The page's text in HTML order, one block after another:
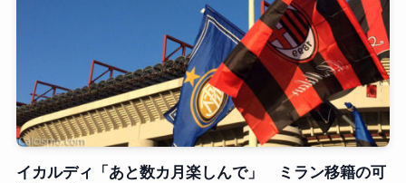
イカルディ「あと数カ月楽しんで」 ミラン移籍の可